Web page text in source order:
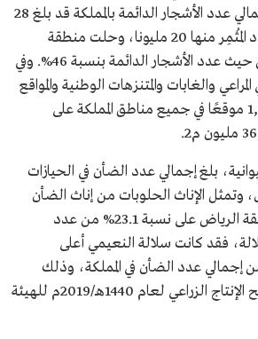
العامة للإحصاء، أن إجمالي عدد الأشجار الدائمة بالمملكة قد بلغ 28
مليون شجرة، وبلغ عدد المُثمِر منها 20 مليونا، وحلت منطقة
الجوف بالمرتبة الأولى من حيث عدد الأشجار الدائمة بنسبة 46%. وفي
المراعي والغابات والمتنزهات الوطنية والمواقع
المخصصة للتشجير 1,248 موقعًا في جميع مناطق المملكة على
بلغ إجمالي عدد الضأن في الحيازات
ألف رأس، وتمثل الإناث الحلوبات من إناث الضأن
58%، واستحوذت منطقة الرياض على نسبة 23.1% من عدد
فقد كانت سلالة النعيمي أعلى
بنسبة 40% من إجمالي عدد الضأن في المملكة، وذلك
بحسب نتائج نشرة مسح الإنتاج الزراعي لعام 1440هـ/2019م للهيئة